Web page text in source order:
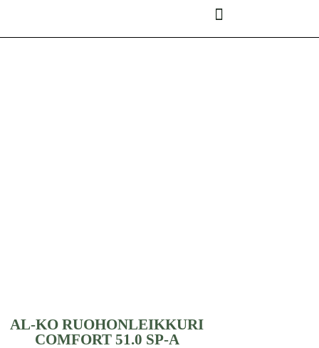
AL-KO RUOHONLEIKKURI
COMFORT 51.0 SP-A